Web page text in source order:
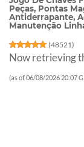
Peças, Pontas
Antiderrapante,
Manutenção
(48521)
Now retrieving
(as of 06/08/2026 20:07